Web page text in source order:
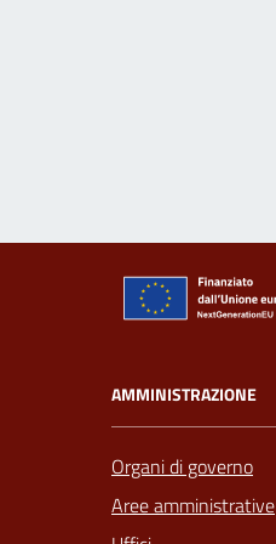
AMMINISTRAZIONE
Organi di governo
Aree amministrative